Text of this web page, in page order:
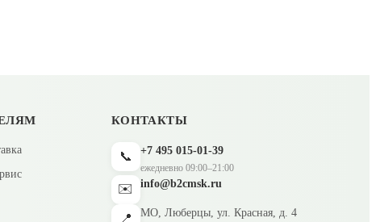
КОНТАКТЫ
📞 +7 495 015-01-39
ежедневно 09:00–21:00
✉️ info@b2cmsk.ru
📍 МО, Люберцы, ул. Красная, д. 4